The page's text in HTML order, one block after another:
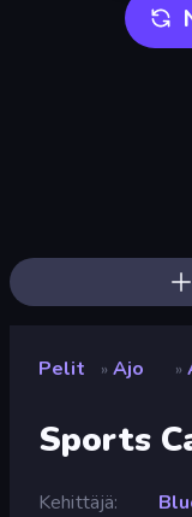
Pelit » Ajo »
Sports
Kehittäjä